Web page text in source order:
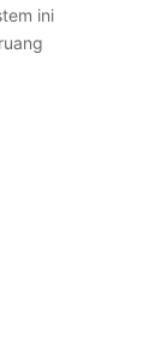
ini